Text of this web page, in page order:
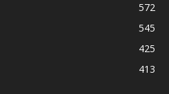
572
545
425
413